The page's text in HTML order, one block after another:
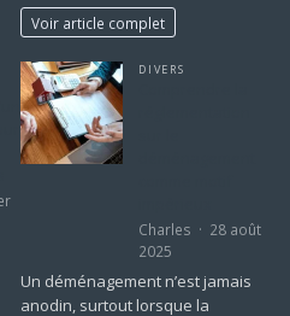
Voir article complet
DIVERS
Charles
28 août
2025
Un déménagement n’est jamais
anodin, surtout lorsque la